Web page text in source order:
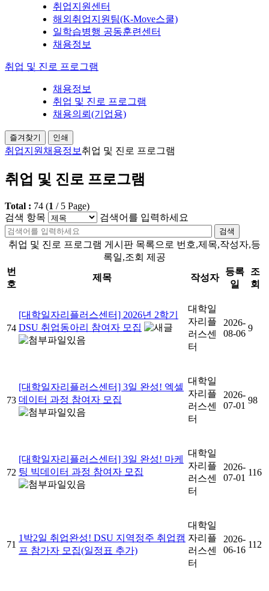
취업지원센터
해외취업지원팀(K-Move스쿨)
일학습병행 공동훈련센터
채용정보
취업 및 진로 프로그램
채용정보
취업 및 진로 프로그램
채용의뢰(기업용)
즐겨찾기 인쇄
취업지원 채용정보 취업 및 진로 프로그램
취업 및 진로 프로그램
Total : 74 (1 / 5 Page)
검색 항목
검색어를 입력하세요
검색
취업 및 진로 프로그램 게시판 목록으로 번호,제목,작성자,등
록일,조회 제공
번
호
제목 작성자
등록
일
조
회
74
[대학일자리플러스센터] 2026년 2학기
DSU 취업동아리 참여자 모집
대학일
자리플
러스센
터
2026-
08-06
9
73
[대학일자리플러스센터] 3일 완성! 엑셀
데이터 과정 참여자 모집
대학일
자리플
러스센
터
2026-
07-01
98
72
[대학일자리플러스센터] 3일 완성! 마케
팅 빅데이터 과정 참여자 모집
대학일
자리플
러스센
터
2026-
07-01
116
71
1박2일 취업완성! DSU 지역정주 취업캠
프 참가자 모집(일정표 추가)
대학일
자리플
러스센
터
2026-
06-16
112